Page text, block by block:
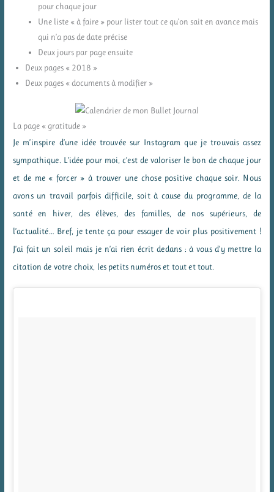
pour chaque jour
Une liste « à faire » pour lister tout ce qu’on sait en avance mais
qui n’a pas de date précise
Deux jours par page ensuite
Deux pages « 2018 »
Deux pages « documents à modifier »
La page « gratitude »
Je m’inspire d’une idée trouvée sur Instagram que je trouvais assez
sympathique. L’idée pour moi, c’est de valoriser le bon de chaque jour
et de me « forcer » à trouver une chose positive chaque soir. Nous
avons un travail parfois difficile, soit à cause du programme, de la
santé en hiver, des élèves, des familles, de nos supérieurs, de
l’actualité… Bref, je tente ça pour essayer de voir plus positivement !
J’ai fait un soleil mais je n’ai rien écrit dedans : à vous d’y mettre la
citation de votre choix, les petits numéros et tout et tout.